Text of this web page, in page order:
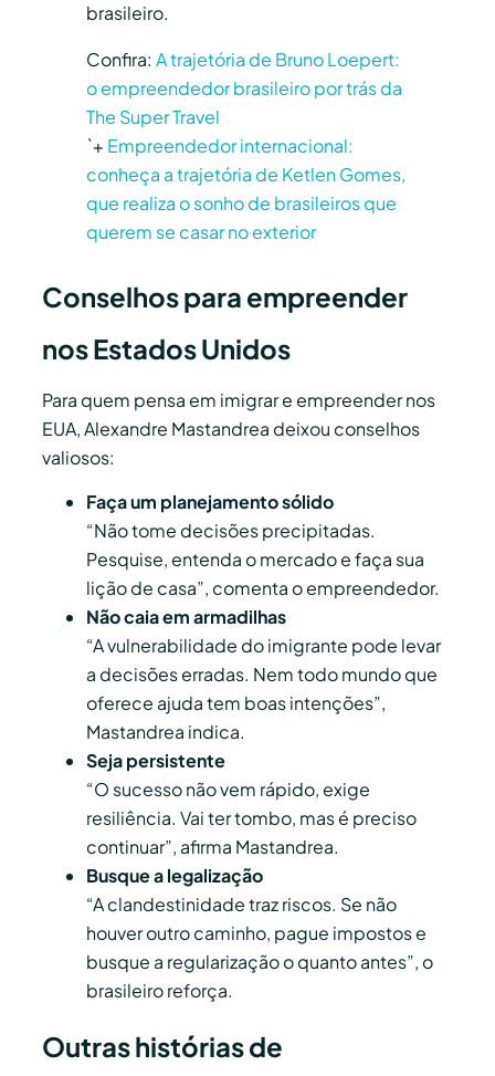
brasileiro.
Confira: A trajetória de Bruno Loepert:
o empreendedor brasileiro por trás da
The Super Travel
`+ Empreendedor internacional:
conheça a trajetória de Ketlen Gomes,
que realiza o sonho de brasileiros que
querem se casar no exterior
Conselhos para empreender
nos Estados Unidos
Para quem pensa em imigrar e empreender nos
EUA, Alexandre Mastandrea deixou conselhos
valiosos:
Faça um planejamento sólido
“Não tome decisões precipitadas.
Pesquise, entenda o mercado e faça sua
lição de casa”, comenta o empreendedor.
Não caia em armadilhas
“A vulnerabilidade do imigrante pode levar
a decisões erradas. Nem todo mundo que
oferece ajuda tem boas intenções”,
Mastandrea indica.
Seja persistente
“O sucesso não vem rápido, exige
resiliência. Vai ter tombo, mas é preciso
continuar”, afirma Mastandrea.
Busque a legalização
“A clandestinidade traz riscos. Se não
houver outro caminho, pague impostos e
busque a regularização o quanto antes”, o
brasileiro reforça.
Outras histórias de